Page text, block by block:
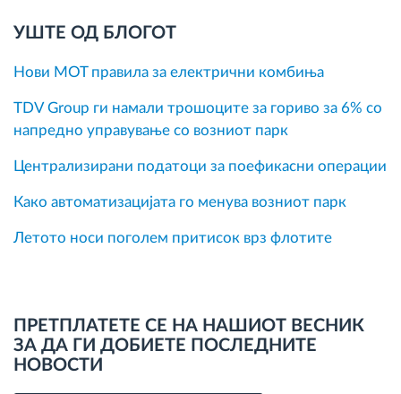
УШТЕ ОД БЛОГОТ
Нови MOT правила за електрични комбиња
TDV Group ги намали трошоците за гориво за 6% со
напредно управување со возниот парк
Централизирани податоци за поефикасни операции
Како автоматизацијата го менува возниот парк
Летото носи поголем притисок врз флотите
ПРЕТПЛАТЕТЕ СЕ НА НАШИОТ ВЕСНИК
ЗА ДА ГИ ДОБИЕТЕ ПОСЛЕДНИТЕ
НОВОСТИ